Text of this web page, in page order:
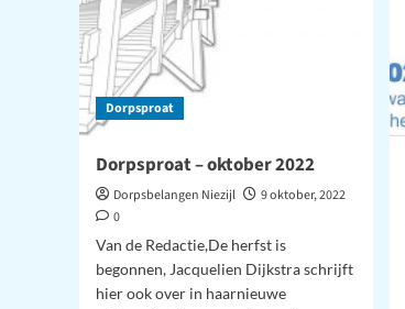
Dorpsproat
Dorpsproat – oktober 2022
Dorpsbelangen Niezijl
9 oktober, 2022
0
Van de Redactie,De herfst is
begonnen, Jacquelien Dijkstra schrijft
hier ook over in haarnieuwe